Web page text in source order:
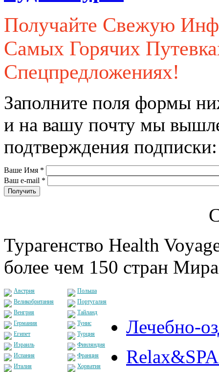
Получайте Свежую
Самых Горячих
Спецпредложениях!
Заполните поля формы
и на вашу почту мы
подтверждения подписки:
Ваше Имя *
Ваш e-mail *
Турагенство Health
более чем 150 стран
Австрия
Великобритания
Венгрия
Германия
Египет
Израиль
Испания
Италия
Польша
Португалия
Тайланд
Тунис
Турция
Финляндия
Франция
Хорватия
Лечебно-